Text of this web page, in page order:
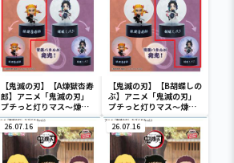
【鬼滅の刃】【A煉獄杏寿
郎】アニメ「鬼滅の刃」
プチっと灯りマス～煉獄
杏寿郎・胡蝶しのぶ～
【鬼滅の刃】【B胡蝶しの
ぶ】アニメ「鬼滅の刃」
プチっと灯りマス～煉獄
杏寿郎・胡蝶しのぶ～
26.07.16 26.07.16